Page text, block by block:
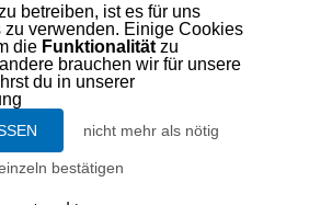
betreiben, ist es für uns
verwenden. Einige Cookies
die Funktionalität zu
brauchen wir für unsere
du in unserer
nicht mehr als nötig
bestätigen